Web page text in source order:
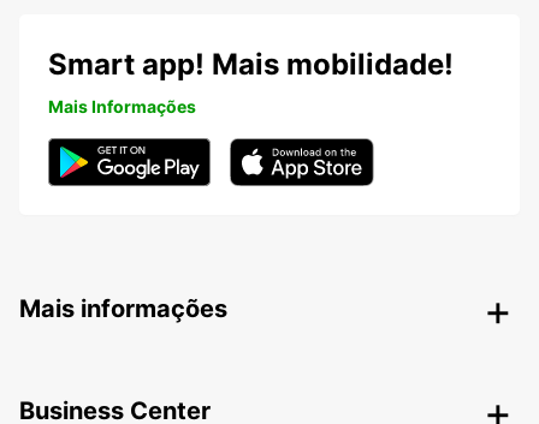
Smart app! Mais mobilidade!
Mais Informações
Mais informações
Business Center